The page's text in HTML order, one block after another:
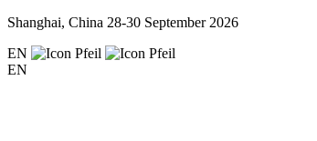
Shanghai, China 28-30 September 2026
EN
EN